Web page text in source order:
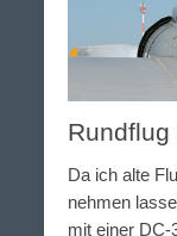
Rundflug
Da ich alte
nehmen
mit einer